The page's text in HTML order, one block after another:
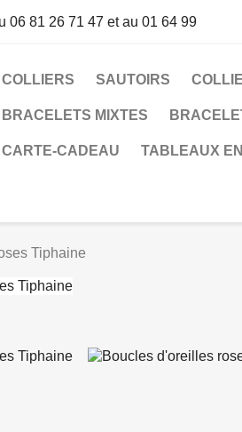
06 81 26 71 47 et au 01 64 99
COLLIERS SAUTOIRS
BRACELETS MIXTES
CARTE-CADEAU TABLEAUX
Tiphaine